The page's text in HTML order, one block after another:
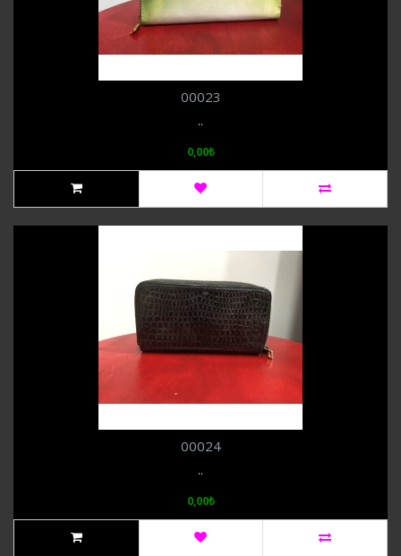
00023
..
0,00₺
00024
..
0,00₺